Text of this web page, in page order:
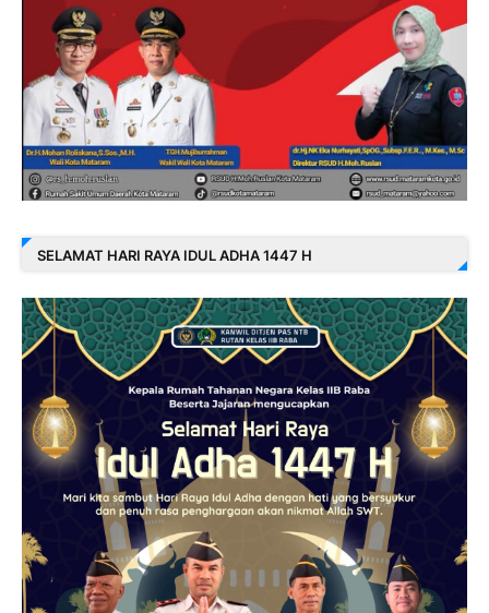
SELAMAT HARI RAYA IDUL ADHA 1447 H